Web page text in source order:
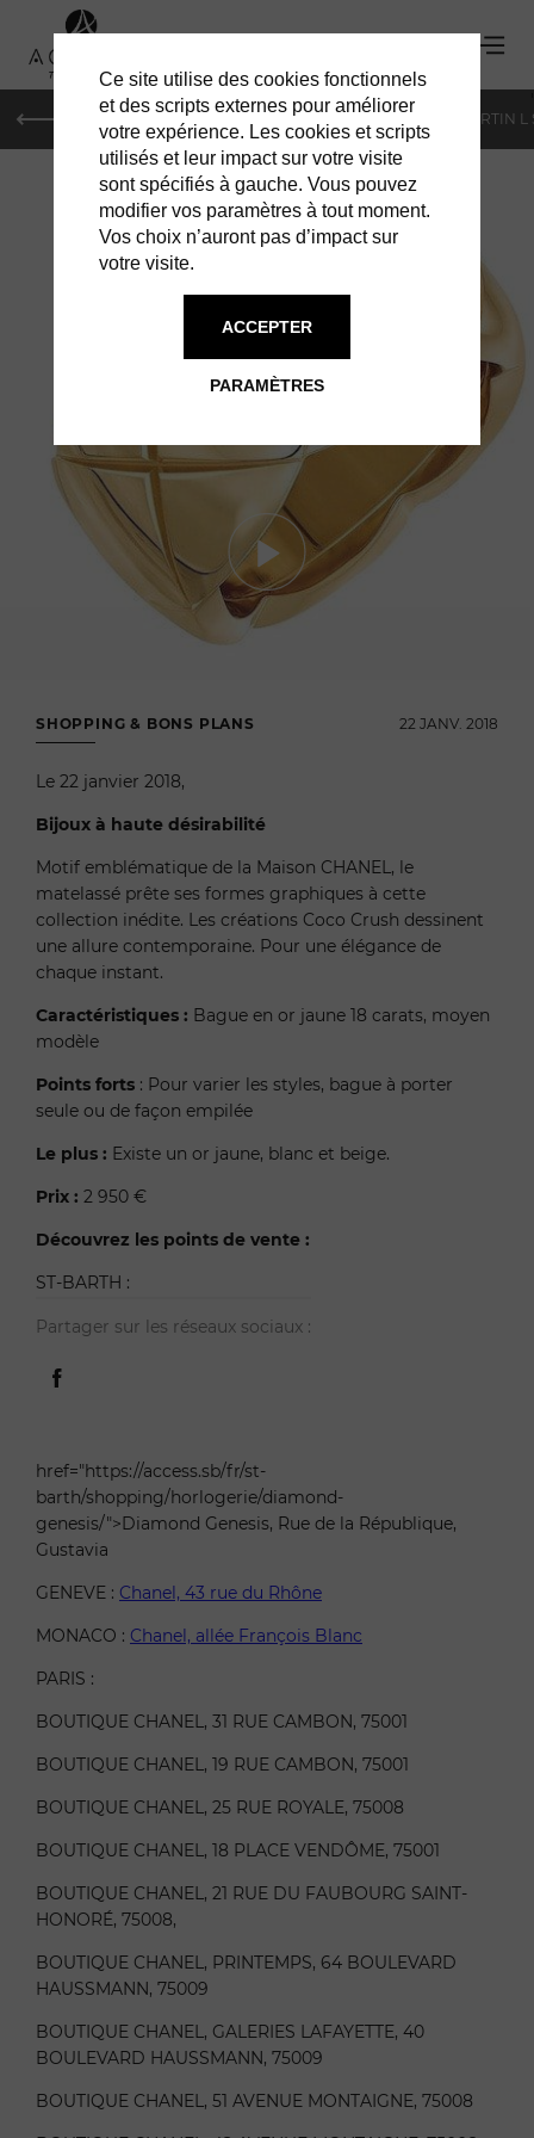
MONACO GENÈVE ST-MARTIN
CHANEL : COCO
CRUSH
SHOPPING & BONS PLANS 22 JANV. 2018
Le 22 janvier 2018,
Bijoux à haute désirabilité
Motif emblématique de la Maison CHANEL, le
matelassé prête ses formes graphiques à cette
collection inédite. Les créations Coco Crush dessinent
une allure contemporaine. Pour une élégance de
chaque instant.
Caractéristiques : Bague en or jaune 18 carats, moyen
modèle
Points forts : Pour varier les styles, bague à porter
seule ou de façon empilée
Le plus : Existe un or jaune, blanc et beige.
Prix : 2 950 €
Découvrez les points de vente :
ST-BARTH :
Partager sur les réseaux sociaux :
href="https://access.sb/fr/st-
barth/shopping/horlogerie/diamond-
genesis/">Diamond Genesis, Rue de la République,
Gustavia
GENEVE : Chanel, 43 rue du Rhône
MONACO : Chanel, allée François Blanc
PARIS :
BOUTIQUE CHANEL, 31 RUE CAMBON, 75001
BOUTIQUE CHANEL, 19 RUE CAMBON, 75001
BOUTIQUE CHANEL, 25 RUE ROYALE, 75008
BOUTIQUE CHANEL, 18 PLACE VENDÔME, 75001
BOUTIQUE CHANEL, 21 RUE DU FAUBOURG SAINT-
HONORÉ, 75008,
BOUTIQUE CHANEL, PRINTEMPS, 64 BOULEVARD
HAUSSMANN, 75009
BOUTIQUE CHANEL, GALERIES LAFAYETTE, 40
BOULEVARD HAUSSMANN, 75009
BOUTIQUE CHANEL, 51 AVENUE MONTAIGNE, 75008
Ce site utilise des cookies fonctionnels
et des scripts externes pour améliorer
votre expérience. Les cookies et scripts
utilisés et leur impact sur votre visite
sont spécifiés à gauche. Vous pouvez
modifier vos paramètres à tout moment.
Vos choix n’auront pas d’impact sur
votre visite.
PARAMÈTRES
ACCEPTER